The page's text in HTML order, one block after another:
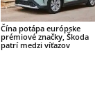
Čína potápa európske
prémiové značky, Škoda
patrí medzi víťazov